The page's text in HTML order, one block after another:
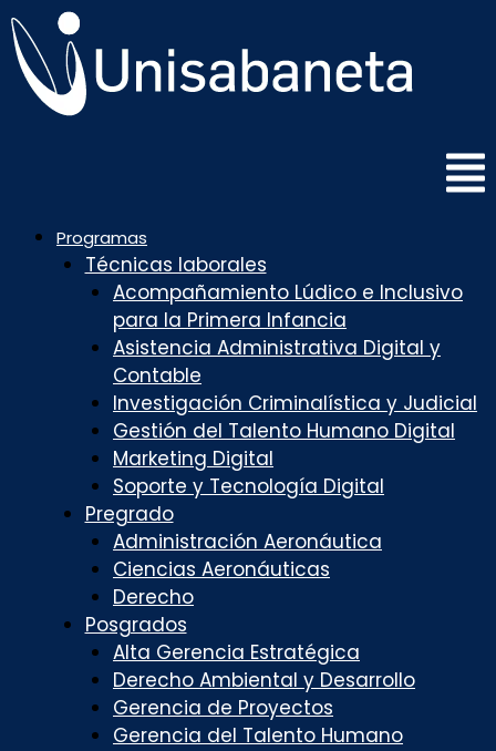
Saltar
al
contenido
Programas
Técnicas laborales
Acompañamiento Lúdico e Inclusivo
para la Primera Infancia
Asistencia Administrativa Digital y
Contable
Investigación Criminalística y Judicial
Gestión del Talento Humano Digital
Marketing Digital
Soporte y Tecnología Digital
Pregrado
Administración Aeronáutica
Ciencias Aeronáuticas
Derecho
Posgrados
Alta Gerencia Estratégica
Derecho Ambiental y Desarrollo
Gerencia de Proyectos
Gerencia del Talento Humano